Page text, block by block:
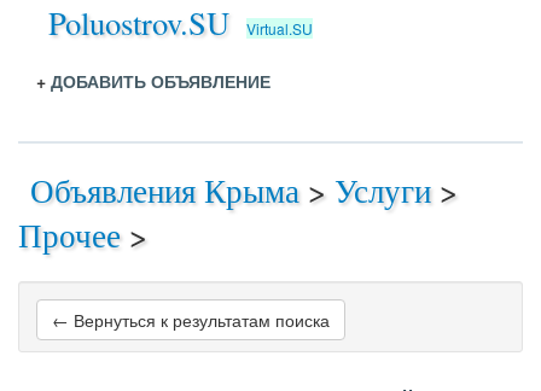
Poluostrov.SU Virtual.SU
+ ДОБАВИТЬ ОБЪЯВЛЕНИЕ
Объявления Крыма > Услуги >
Прочее>
← Вернуться к результатам поиска